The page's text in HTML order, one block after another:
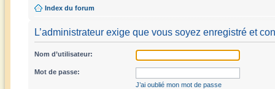
Index du forum
L’administrateur exige que vous soyez enregistré et
Nom d’utilisateur:
Mot de passe:
J’ai oublié mon mot de passe